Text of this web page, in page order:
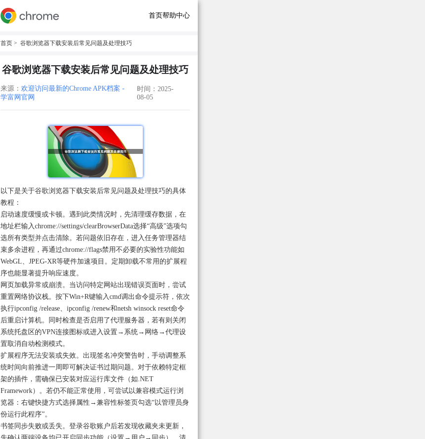
首页帮助中心
首页 > 谷歌浏览器下载安装后常见问题及处理技巧
谷歌浏览器下载安装后常见问题及处理技巧
来源： 欢迎访问最新的Chrome APK档案 -
学富网官网
时间：2025-
08-05
以下是关于谷歌浏览器下载安装后常见问题及处理技巧的具体
教程：
启动速度缓慢或卡顿。遇到此类情况时，先清理缓存数据，在
地址栏输入chrome://settings/clearBrowserData选择“高级”选项勾
选所有类型并点击清除。若问题依旧存在，进入任务管理器结
束多余进程，再通过chrome://flags禁用不必要的实验性功能如
WebGL、JPEG-XR等硬件加速项目。定期卸载不常用的扩展程
序也能显著提升响应速度。
网页加载异常或崩溃。当访问特定网站出现错误页面时，尝试
重置网络协议栈。按下Win+R键输入cmd调出命令提示符，依次
执行ipconfig /release、ipconfig /renew和netsh winsock reset命令
后重启计算机。同时检查是否启用了代理服务器，若有则关闭
系统托盘区的VPN连接图标或进入设置→系统→网络→代理设
置取消自动检测模式。
扩展程序无法安装或失效。出现签名冲突警告时，手动调整系
统时间向前推进一周即可解决证书过期问题。对于依赖特定框
架的插件，需确保已安装对应运行库文件（如.NET
Framework）。若仍不能正常使用，可尝试以兼容模式运行浏
览器：右键快捷方式选择属性→兼容性标签页勾选“以管理员身
份运行此程序”。
书签同步失败或丢失。登录谷歌账户后若发现收藏夹未更新，